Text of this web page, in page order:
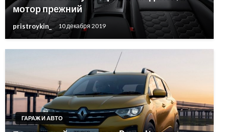
мотор прежний
pristroykin_ 10 декабря 2019
ГАРАЖ И АВТО